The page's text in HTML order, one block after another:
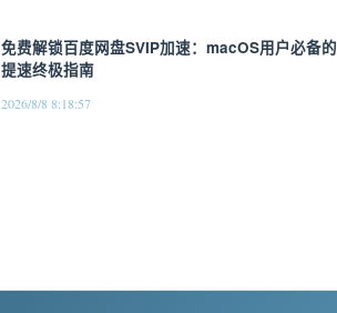
免费解锁百度网盘SVIP加速：macOS用户必备
提速终极指南
2026/8/8 8:18:57